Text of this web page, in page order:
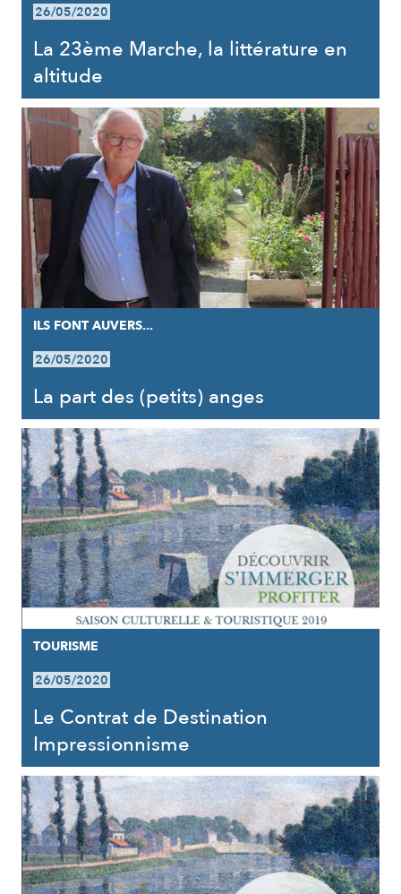
26/05/2020
La 23ème Marche, la littérature en
altitude
ILS FONT AUVERS...
26/05/2020
La part des (petits) anges
TOURISME
26/05/2020
Le Contrat de Destination
Impressionnisme